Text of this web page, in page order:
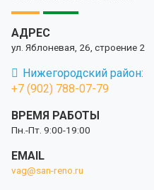
АДРЕС
ул. Яблоневая, 26, строение 2
Нижегородский район:
+7 (902) 788-07-79
ВРЕМЯ РАБОТЫ
Пн.-Пт. 9:00-19:00
EMAIL
vag@san-reno.ru